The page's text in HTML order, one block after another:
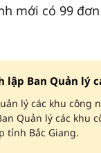
mới có 99
lập Ban Quản lý
lý các khu công
Quản lý các khu
tỉnh Bắc Giang.